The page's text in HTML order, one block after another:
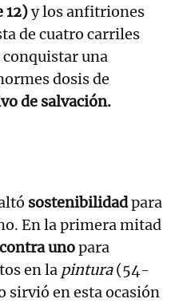
12)y los anfitriones
de cuatro carriles
conquistar una
dosis de
de salvación.
sostenibilidadpara
En la primera mitad
unopara
en la pintura(54-
sirvió en esta ocasión